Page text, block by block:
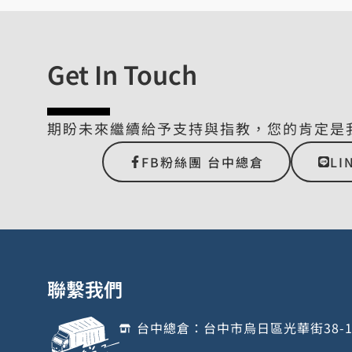
Get In Touch
期盼未來繼續給予支持與指教，您的肯定
FB粉絲團 台中總倉
聯繫我們
台中總倉：台中市烏日區光華街38-